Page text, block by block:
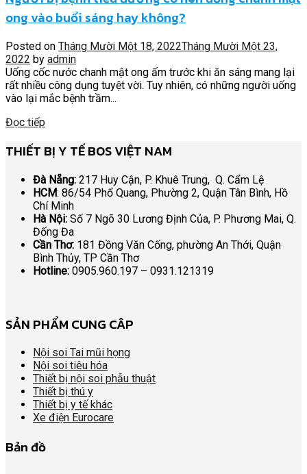
ong vào buổi sáng hay không?
Posted on Tháng Mười Một 18, 2022Tháng Mười Một 23,
2022 by admin
Uống cốc nước chanh mật ong ấm trước khi ăn sáng mang lại
rất nhiều công dụng tuyệt vời. Tuy nhiên, có những người uống
vào lại mắc bệnh trầm...
Đọc tiếp
THIẾT BỊ Y TẾ BOS VIỆT NAM
Đà Nẵng: 217 Huy Cận, P. Khuê Trung, Q. Cẩm Lệ
HCM: 86/54 Phổ Quang, Phường 2, Quận Tân Bình, Hồ
Chí Minh
Hà Nội: Số 7 Ngõ 30 Lương Định Của, P. Phương Mai, Q.
Đống Đa
Cần Thơ: 181 Đồng Văn Cống, phường An Thới, Quận
Bình Thủy, TP Cần Thơ
Hotline: 0905.960.197 – 0931.121319
SẢN PHẨM CUNG CÂP
Nội soi Tai mũi họng
Nội soi tiêu hóa
Thiết bị nội soi phẫu thuật
Thiết bị thú y
Thiết bị y tế khác
Xe điện Eurocare
Bản đồ